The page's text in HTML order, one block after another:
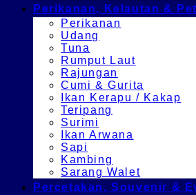
Perikanan, Kelautan &
Perikanan
Udang
Tuna
Rumput Laut
Rajungan
Cumi & Gurita
Ikan Kerapu / Kakap
Teripang
Surimi
Ikan Arwana
Sapi
Kambing
Sarang Walet
Percetakan, Souvenir &